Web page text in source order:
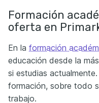
Formación
oferta en
En la formación
educación desde la
si estudias
formación, sobre todo
trabajo.